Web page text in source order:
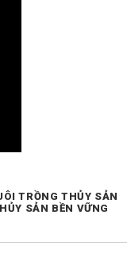
TRỒNG THỦY SẢN
SẢN BỀN VỮNG